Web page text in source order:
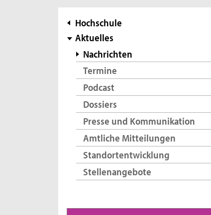
hier:
Subnavigation
Hochschule
Aktuelles
Nachrichten
Termine
Podcast
Dossiers
Presse und Kommunikation
Amtliche Mitteilungen
Standortentwicklung
Stellenangebote